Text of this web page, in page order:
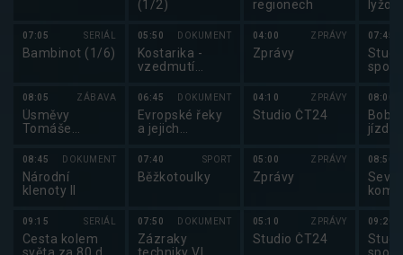
07:05 SERIÁL
Bambinot (1/6)
08:05 ZÁBAVA
Úsměvy
Tomáše
08:45 DOKUMENT
Národní
klenoty II
09:15 SERIÁL
Cesta kolem
(1/2)
05:50 DOKUMENT
Kostarika -
vzedmutí
06:45 DOKUMENT
Evropské řeky
a jejich
07:40 SPORT
Běžkotoulky
07:50 DOKUMENT
Zázraky
regionech
04:00 ZPRÁVY
Zprávy
04:10 ZPRÁVY
Studio ČT24
05:00 ZPRÁVY
Zprávy
05:10 ZPRÁVY
Studio ČT24
2026
07:45
sport
08:00
jízdě
08:50
09:20